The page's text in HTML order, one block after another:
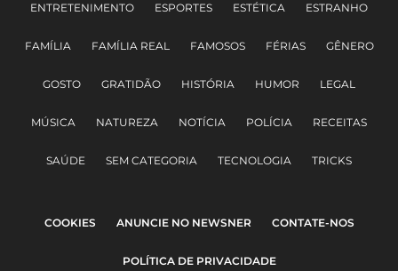
ENTRETENIMENTO ESPORTES ESTÉTICA ESTRANHO
FAMÍLIA FAMÍLIA REAL FAMOSOS FÉRIAS GÊNERO
GOSTO GRATIDÃO HISTÓRIA HUMOR LEGAL
MÚSICA NATUREZA NOTÍCIA POLÍCIA RECEITAS
SAÚDE SEM CATEGORIA TECNOLOGIA TRICKS
COOKIES ANUNCIE NO NEWSNER CONTATE-NOS
POLÍTICA DE PRIVACIDADE